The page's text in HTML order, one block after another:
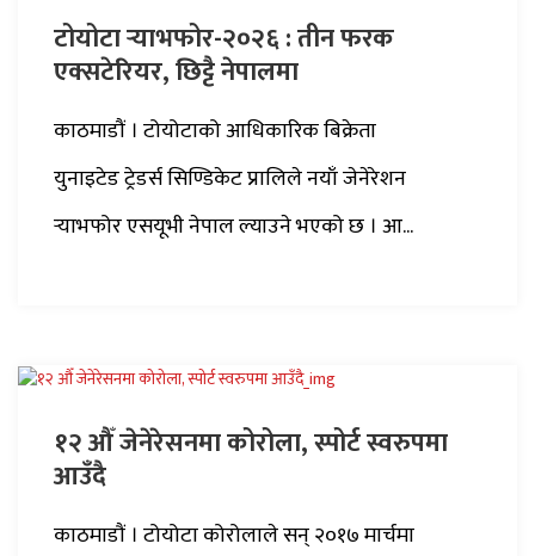
टोयोटा र्‍याभफोर-२०२६ : तीन फरक
एक्सटेरियर, छिट्टै नेपालमा
काठमाडौं । टोयोटाको आधिकारिक बिक्रेता
युनाइटेड ट्रेडर्स सिण्डिकेट प्रालिले नयाँ जेनेरेशन
र्‍याभफोर एसयूभी नेपाल ल्याउने भएको छ । आ...
१२ औँ जेनेरेसनमा कोरोला, स्पोर्ट स्वरुपमा
आउँदै
काठमाडाैं । टोयोटा कोरोलाले सन् २०१७ मार्चमा